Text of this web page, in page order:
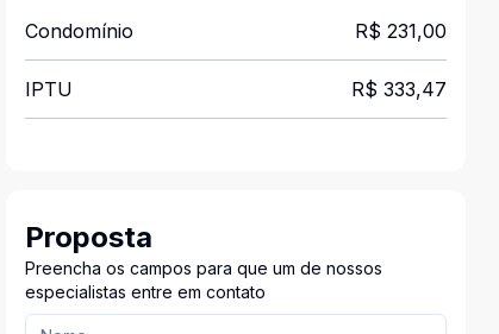
Condomínio R$ 231,00
IPTU R$ 333,47
Proposta
Preencha os campos para que um de nossos
especialistas entre em contato